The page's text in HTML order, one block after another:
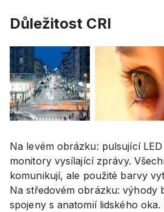
Důležitost CRI
Na levém obrázku: pulsující
monitory vysílající zprávy.
komunikují, ale použité barvy
Na středovém obrázku: výhody
spojeny s anatomií lidského